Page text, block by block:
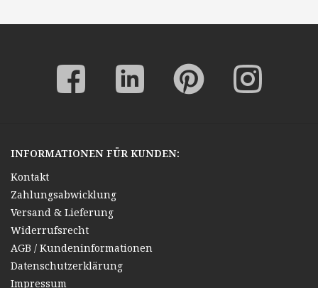
INFORMATIONEN FÜR KUNDEN:
Kontakt
Zahlungsabwicklung
Versand & Lieferung
Widerrufsrecht
AGB / Kundeninformationen
Datenschutzerklärung
Impressum